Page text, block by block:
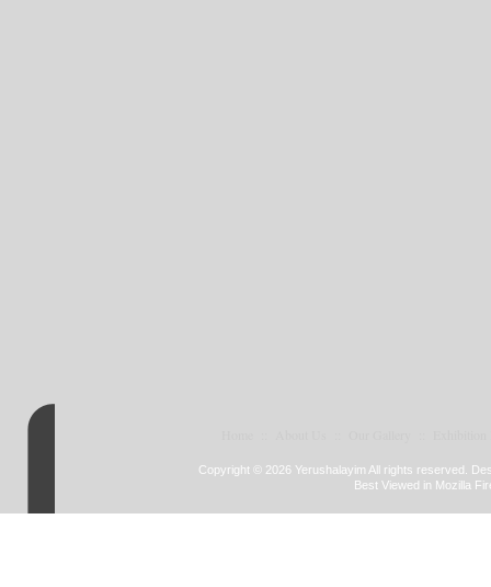
Copyright © 2026 Yerushalayim All rights reserved.
Best Viewed in Mozilla